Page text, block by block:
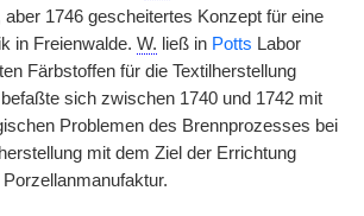
aber 1746 gescheitertes Konzept für eine
in Freienwalde. W. ließ in Potts Labor
Färbstoffen für die Textilherstellung
sich zwischen 1740 und 1742 mit
Problemen des Brennprozesses bei
mit dem Ziel der Errichtung